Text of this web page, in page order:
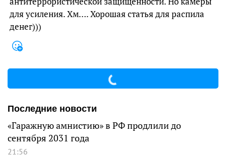
для усиления. Хм…. Хорошая статья для распила
денег)))
Последние новости
«Гаражную амнистию» в РФ продлили до
сентября 2031 года
21:56